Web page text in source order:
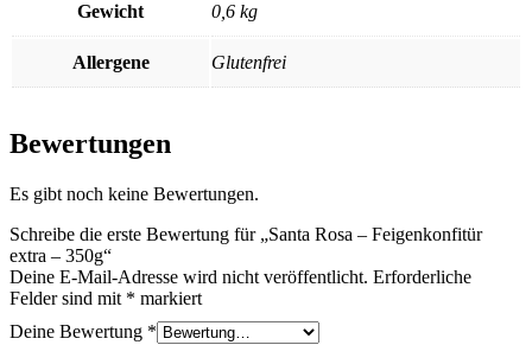
Gewicht 0,6 kg
Allergene Glutenfrei
Bewertungen
Es gibt noch keine Bewertungen.
Schreibe die erste Bewertung für „Santa Rosa – Feigenkonfitür
extra – 350g“
Deine E-Mail-Adresse wird nicht veröffentlicht. Erforderliche
Felder sind mit * markiert
Deine Bewertung *